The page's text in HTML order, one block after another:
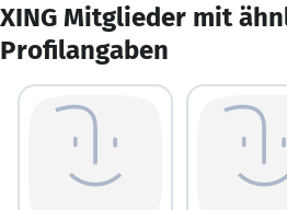
XING Mitglieder mit
Profilangaben